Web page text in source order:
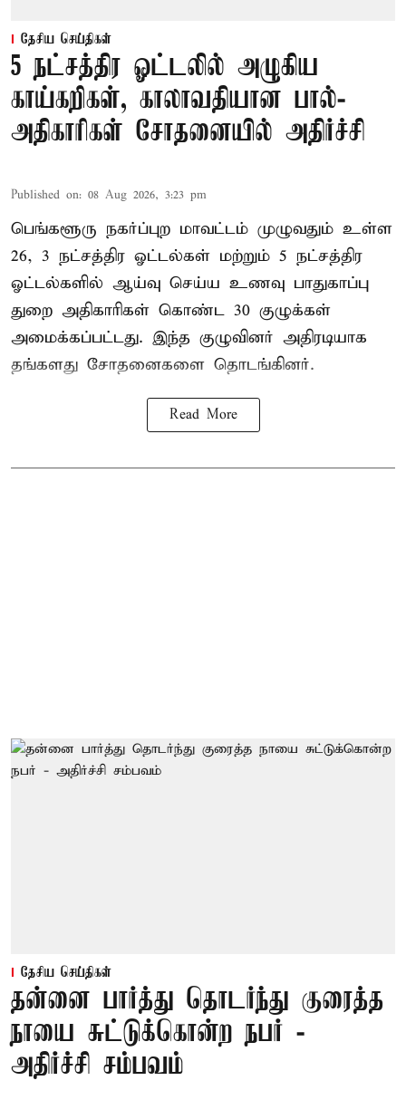
தேசிய செய்திகள்
5 நட்சத்திர ஓட்டலில் அழுகிய
காய்கறிகள், காலாவதியான பால்-
அதிகாரிகள் சோதனையில் அதிர்ச்சி
Published on: 08 Aug 2026, 3:23 pm
பெங்களூரு நகர்ப்புற மாவட்டம் முழுவதும் உள்ள
26, 3 நட்சத்திர ஓட்டல்கள் மற்றும் 5 நட்சத்திர
ஓட்டல்களில் ஆய்வு செய்ய உணவு பாதுகாப்பு
துறை அதிகாரிகள் கொண்ட 30 குழுக்கள்
அமைக்கப்பட்டது. இந்த குழுவினர் அதிரடியாக
தங்களது சோதனைகளை தொடங்கினர்.
Read More
தேசிய செய்திகள்
தன்னை பார்த்து தொடர்ந்து குரைத்த
நாயை சுட்டுக்கொன்ற நபர் -
அதிர்ச்சி சம்பவம்